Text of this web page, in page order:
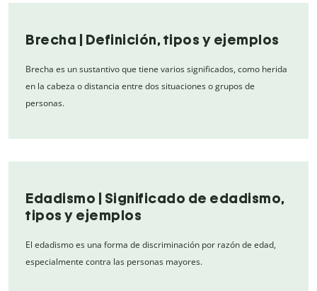
Brecha | Definición, tipos y ejemplos
Brecha es un sustantivo que tiene varios significados, como herida
en la cabeza o distancia entre dos situaciones o grupos de
personas.
Edadismo | Significado de edadismo,
tipos y ejemplos
El edadismo es una forma de discriminación por razón de edad,
especialmente contra las personas mayores.